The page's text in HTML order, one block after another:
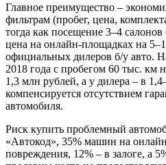
Главное преимущество –
фильтрам (пробег, цена,
тогда как посещение 3–4
цена на онлайн-площадках на
официальных дилеров б/у авто.
2018 года с пробегом 60 тыс. км
1,3 млн рублей, а у дилера – в
компенсируется отсутствием
автомобиля.
Риск купить проблемный
«Автокод», 35% машин на
повреждения, 12% – в залоге, а